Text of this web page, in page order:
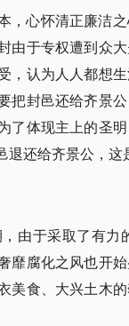
，心怀清正廉洁
由于专权遭到众
，认为人人都想
把封邑还给齐景
了体现主上的圣
还给齐景公，这
由于采取了有
靡腐化之风也开
美食、大兴土木